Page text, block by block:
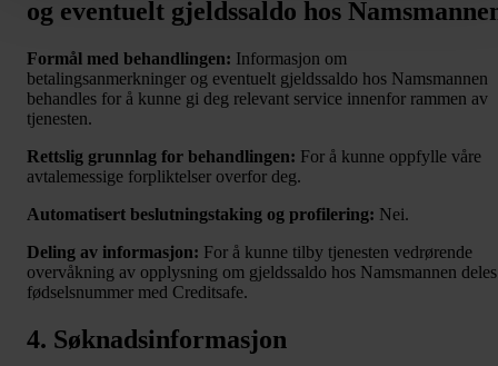
og eventuelt gjeldssaldo hos
Formål med behandlingen: Informasjon om
betalingsanmerkninger og eventuelt gjeldssaldo hos Namsmannen
behandles for å kunne gi deg relevant service innenfor rammen av
tjenesten.
Rettslig grunnlag for behandlingen: For å kunne oppfylle våre
avtalemessige forpliktelser overfor deg.
Automatisert beslutningstaking og profilering: Nei.
Deling av informasjon: For å kunne tilby tjenesten vedrørende
overvåkning av opplysning om gjeldssaldo hos Namsmannen deles
fødselsnummer med Creditsafe.
4. Søknadsinformasjon